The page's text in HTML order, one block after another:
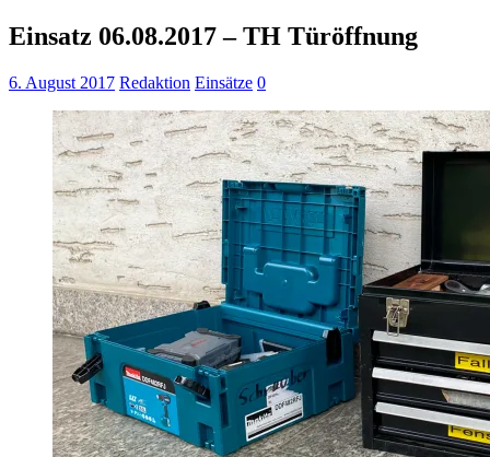
Einsatz 06.08.2017 – TH Türöffnung
6. August 2017 Redaktion Einsätze 0